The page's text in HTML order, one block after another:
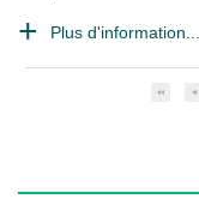
Plus d'information...